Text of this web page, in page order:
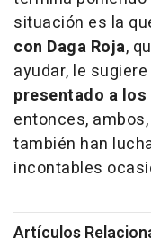
situación es la
con Daga Roja,
ayudar, le
presentado a
entonces,
también han
incontables
Artículos